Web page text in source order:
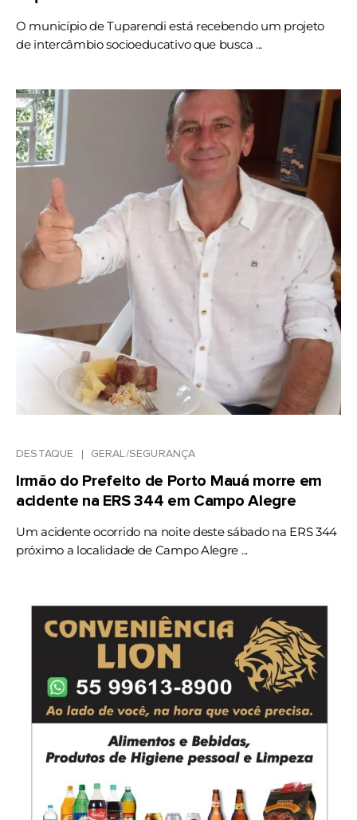
O município de Tuparendi está recebendo um projeto
de intercâmbio socioeducativo que busca ...
DESTAQUE GERAL/SEGURANÇA
Irmão do Prefeito de Porto Mauá morre em
acidente na ERS 344 em Campo Alegre
Um acidente ocorrido na noite deste sábado na ERS 344
próximo a localidade de Campo Alegre ...